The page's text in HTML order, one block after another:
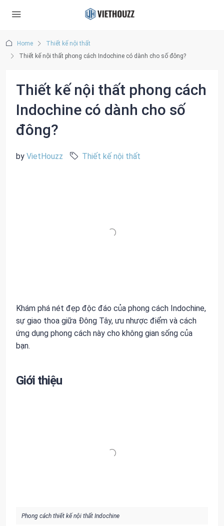
Home
Thiết kế nội thất
Thiết kế nội thất phong cách Indochine có dành cho số đông?
Thiết kế nội thất phong cách
Indochine có dành cho số
đông?
by VietHouzz Thiết kế nội thất
Khám phá nét đẹp độc đáo của phong cách Indochine,
sự giao thoa giữa Đông Tây, ưu nhược điểm và cách
ứng dụng phong cách này cho không gian sống của
bạn.
Giới thiệu
Phong cách thiết kế nội thất Indochine